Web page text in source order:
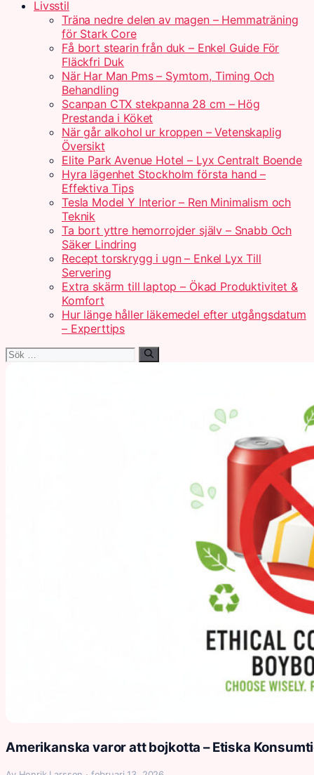
Livsstil
Träna nedre delen av magen – Hemmaträning
för Stark Core
Få bort stearin från duk – Enkel Guide För
Fläckfri Duk
När Har Man Pms – Symtom, Timing Och
Behandling
Scanpan CTX stekpanna 28 cm – Hög
Prestanda i Köket
När går alkohol ur kroppen – Vetenskaplig
Översikt
Elite Park Avenue Hotel – Lyx Centralt Boende
Hyra lägenhet Stockholm första hand –
Effektiva Tips
Tesla Model Y Interior – Ren Minimalism och
Teknik
Ta bort yttre hemorrojder själv – Snabb Och
Säker Lindring
Recept torskrygg i ugn – Enkel Lyx Till
Servering
Extra skärm till laptop – Ökad Produktivitet &
Komfort
Hur länge håller läkemedel efter utgångsdatum
– Experttips
Sök
Amerikanska varor att bojkotta – Etiska